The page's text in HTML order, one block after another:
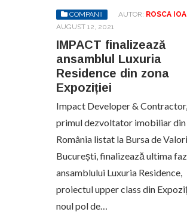
COMPANII AUTOR: ROSCA
AUGUST 12, 2021
IMPACT finalizează
ansamblul Luxuria
Residence din zona
Expoziției
Impact Developer & Contractor,
primul dezvoltator imobiliar din
România listat la Bursa de Valori
București, finalizează ultima
ansamblului Luxuria Residence,
proiectul upper class din
noul pol de…